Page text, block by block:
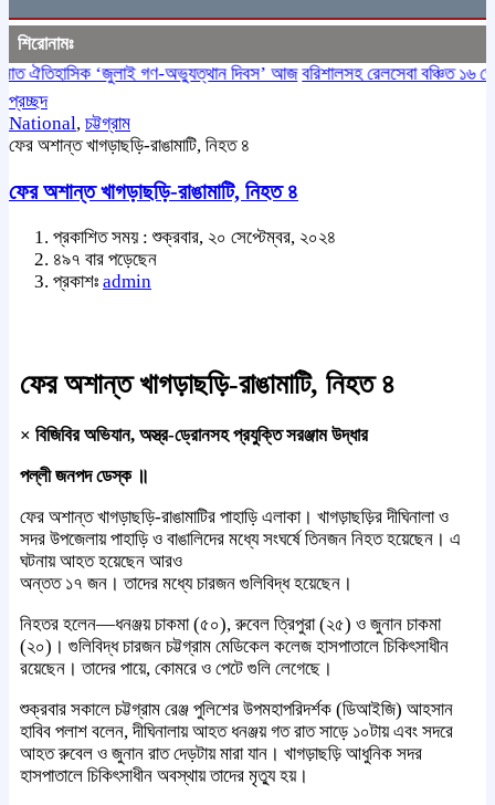
শিরোনামঃ
ঐতিহাসিক ‌‘জুলাই গণ-অভ্যুত্থান দিবস’ আজ বরিশালসহ রেলসেবা বঞ্চিত ১৬
প্রচ্ছদ
National, চট্টগ্রাম
ফের অশান্ত খাগড়াছড়ি-রাঙামাটি, নিহত ৪
ফের অশান্ত খাগড়াছড়ি-রাঙামাটি, নিহত ৪
প্রকাশিত সময় : শুক্রবার, ২০ সেপ্টেম্বর, ২০২৪
৪৯৭ বার পড়েছেন
প্রকাশঃ admin
ফের অশান্ত খাগড়াছড়ি-রাঙামাটি, নিহত ৪
× বিজিবির অভিযান, অস্ত্র-ড্রোনসহ প্রযুক্তি সরঞ্জাম উদ্ধার
পল্লী জনপদ ডেস্ক ॥
ফের অশান্ত খাগড়াছড়ি-রাঙামাটির পাহাড়ি এলাকা। খাগড়াছড়ির দীঘিনালা ও
সদর উপজেলায় পাহাড়ি ও বাঙালিদের মধ্যে সংঘর্ষে তিনজন নিহত হয়েছেন। এ
ঘটনায় আহত হয়েছেন আরও
অন্তত ১৭ জন। তাদের মধ্যে চারজন গুলিবিদ্ধ হয়েছেন।
নিহতর হলেন—ধনঞ্জয় চাকমা (৫০), রুবেল ত্রিপুরা (২৫) ও জুনান চাকমা
(২০)। গুলিবিদ্ধ চারজন চট্টগ্রাম মেডিকেল কলেজ হাসপাতালে চিকিৎসাধীন
রয়েছেন। তাদের পায়ে, কোমরে ও পেটে গুলি লেগেছে।
শুক্রবার সকালে চট্টগ্রাম রেঞ্জ পুলিশের উপমহাপরিদর্শক (ডিআইজি) আহসান
হাবিব পলাশ বলেন, দীঘিনালায় আহত ধনঞ্জয় গত রাত সাড়ে ১০টায় এবং সদরে
আহত রুবেল ও জুনান রাত দেড়টায় মারা যান। খাগড়াছড়ি আধুনিক সদর
হাসপাতালে চিকিৎসাধীন অবস্থায় তাদের মৃত্যু হয়।